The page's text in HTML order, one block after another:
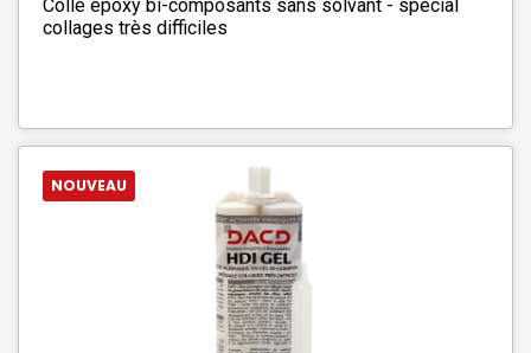
Colle époxy bi-composants sans solvant - spécial
collages très difficiles
NOUVEAU